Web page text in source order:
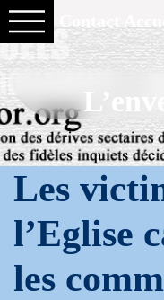
Les
l’Eglise
les